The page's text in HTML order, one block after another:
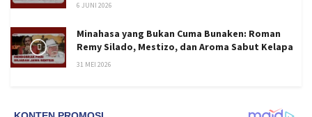
6 JUNI 2026
Minahasa yang Bukan Cuma Bunaken: Roman
Remy Silado, Mestizo, dan Aroma Sabut Kelapa
31 MEI 2026